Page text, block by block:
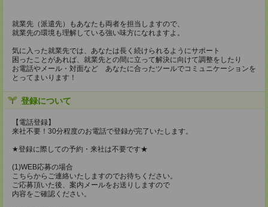
就業先（派遣先）もあなたも両者を担当しますので、
就業先の環境も理解している強い味方になれますよ。
気に入った就業先では、あなたは長く続けられるようにサポート
困ったことがあれば、就業先との間に立って解決に向けて調整をしたり
お電話やメール・対面など あなたに合ったツールでコミュニケーションを
とってまいります！
登録について
【電話登録】
来社不要！30分程度のお電話で登録が完了いたします。
★登録に際しての予約・来社は不要です★
(1)WEB応募の場合
こちらからご連絡いたしますのでお待ちください。
ご応募頂いた後、案内メールをお送りしますので
内容をご確認ください。